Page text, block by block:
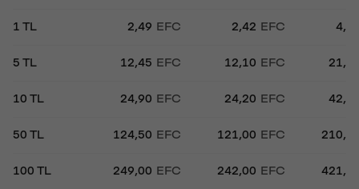
1 TL 2,49 EFC 2,42 EFC
5 TL 12,45 EFC 12,10 EFC
10 TL 24,90 EFC 24,20 EFC
50 TL 124,50 EFC 121,00 EFC
100 TL 249,00 EFC 242,00 EFC